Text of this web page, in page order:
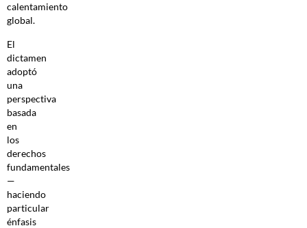
calentamiento
global.
El
dictamen
adoptó
una
perspectiva
basada
en
los
derechos
fundamentales
—
haciendo
particular
énfasis